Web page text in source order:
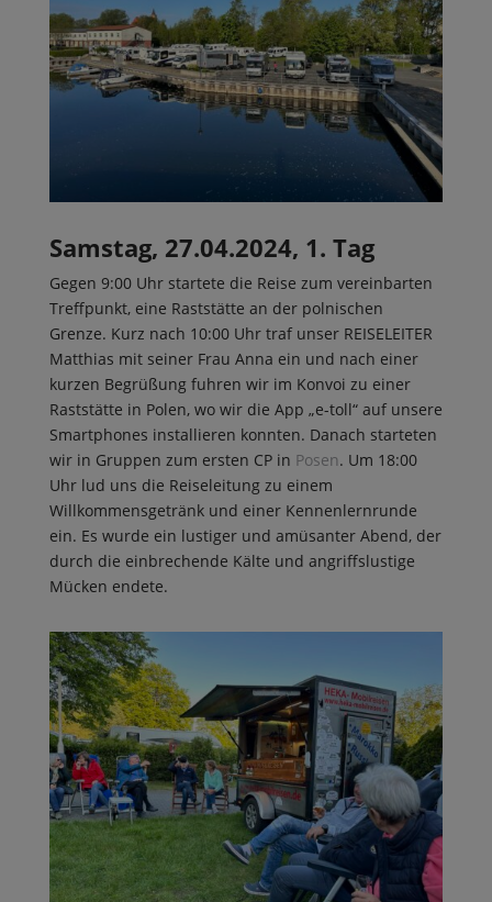
Samstag, 27.04.2024, 1. Tag
Gegen 9:00 Uhr startete die Reise zum vereinbarten
Treffpunkt, eine Raststätte an der polnischen
Grenze. Kurz nach 10:00 Uhr traf unser REISELEITER
Matthias mit seiner Frau Anna ein und nach einer
kurzen Begrüßung fuhren wir im Konvoi zu einer
Raststätte in Polen, wo wir die App „e-toll“ auf unsere
Smartphones installieren konnten. Danach starteten
wir in Gruppen zum ersten CP in Posen. Um 18:00
Uhr lud uns die Reiseleitung zu einem
Willkommensgetränk und einer Kennenlernrunde
ein. Es wurde ein lustiger und amüsanter Abend, der
durch die einbrechende Kälte und angriffslustige
Mücken endete.